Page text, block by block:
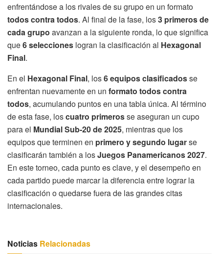
enfrentándose a los rivales de su grupo en un formato
todos contra todos. Al final de la fase, los3 primeros de
cada grupo avanzan a la siguiente ronda, lo que significa
que6 selecciones logran la clasificación al Hexagonal
Final.
En el Hexagonal Final, los6 equipos clasificadosse
enfrentan nuevamente en un formato todos contra
todos, acumulando puntos en una tabla única. Al término
de esta fase, loscuatro primerosse aseguran un cupo
para el Mundial Sub-20 de 2025, mientras que los
equipos que terminen en primero y segundo lugarse
clasificarán también a losJuegos Panamericanos 2027.
En este torneo, cada punto es clave, y el desempeño en
cada partido puede marcar la diferencia entre lograr la
clasificación o quedarse fuera de las grandes citas
internacionales.
Noticias Relacionadas